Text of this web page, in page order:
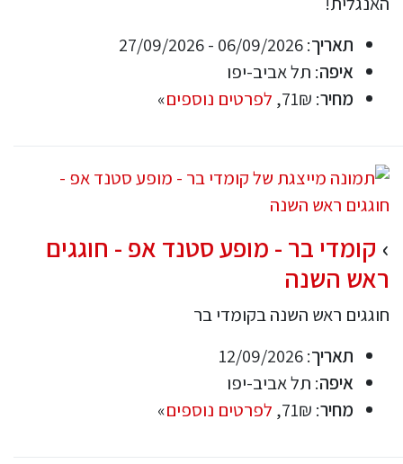
תאריך: 06/09/2026 - 27/09/2026
איפה: תל אביב-יפו
מחיר: 71₪, לפרטים נוספים»
קומדי בר - מופע סטנד אפ - חוגגים
ראש השנה
חוגגים ראש השנה בקומדי בר
תאריך: 12/09/2026
איפה: תל אביב-יפו
מחיר: 71₪, לפרטים נוספים»